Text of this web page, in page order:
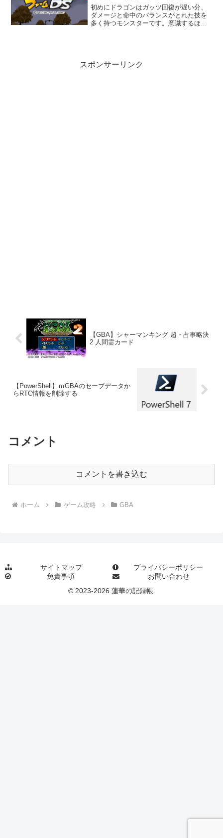
初めにドラゴンはガッツ回復が遅い分、
ダメージと命中のバランスがとれた技を
多く持つモンスターです。意識するほど
スポンサーリンク
【GBA】シャーマンキング 超・占事略決
2 人間霊カード
【PowerShell】ｍGBAのセーブデータか
らRTC情報を削除する
コメント
コメントを書き込む
ホーム ゲーム攻略 GBA
サイトマップ
プライバシーポリシー
免責事項
お問い合わせ
© 2023-2026 蓮華の記録帳.